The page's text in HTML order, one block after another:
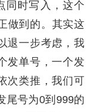
同时写入，这个
做到的。其实这
退一步考虑，我
发单号，一个发
次类推，我们可
尾号为0到999的